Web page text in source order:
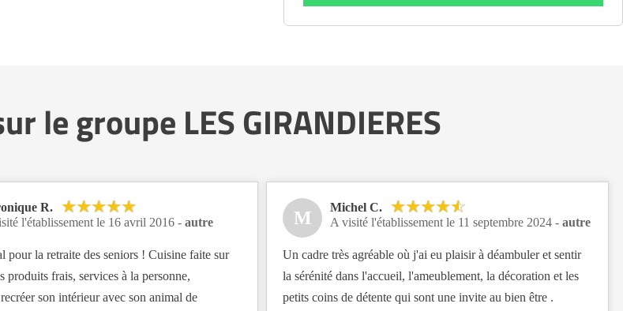
le groupe LES GIRANDIERES
R.
l'établissement le 16 avril 2016 - autre
pour la retraite des seniors ! Cuisine faite sur
produits frais, services à la personne,
son intérieur avec son animal de
M
Michel C.
A visité l'établissement le 11 septembre 2024 -autre
Un cadre très agréable où j'ai eu plaisir à déambuler et sentir
la sérénité dans l'accueil, l'ameublement, la décoration et les
petits coins de détente qui sont une invite au bien être .